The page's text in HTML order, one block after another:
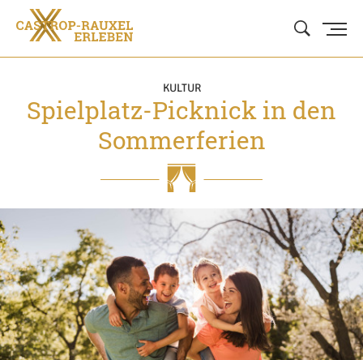
KULTUR
Spielplatz-Picknick in den
Sommerferien